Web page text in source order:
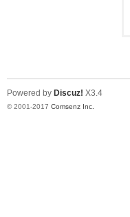
Powered by Discuz! X3.4
© 2001-2017 Comsenz Inc.